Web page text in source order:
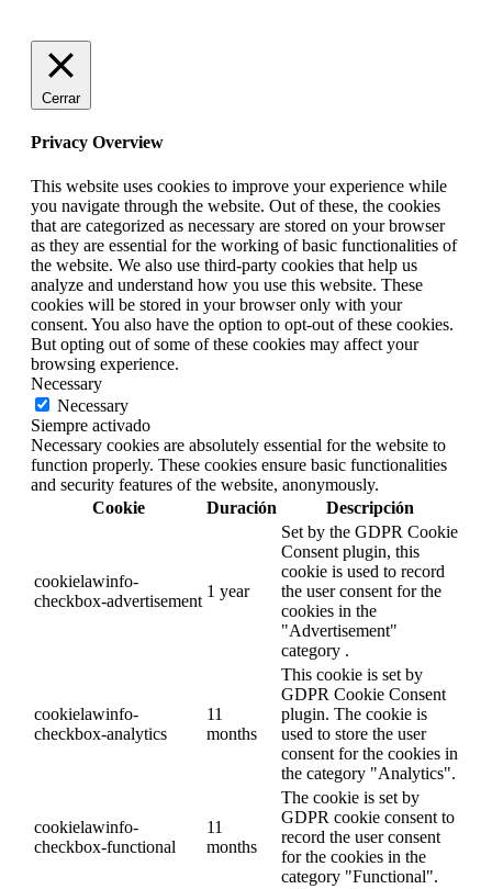
Cerrar
Privacy Overview
This website uses cookies to improve your experience while
you navigate through the website. Out of these, the cookies
that are categorized as necessary are stored on your browser
as they are essential for the working of basic functionalities of
the website. We also use third-party cookies that help us
analyze and understand how you use this website. These
cookies will be stored in your browser only with your
consent. You also have the option to opt-out of these cookies.
But opting out of some of these cookies may affect your
browsing experience.
Necessary
Necessary
Siempre activado
Necessary cookies are absolutely essential for the website to
function properly. These cookies ensure basic functionalities
and security features of the website, anonymously.
Cookie
Duración Descripción
cookielawinfo-
checkbox-advertisement
1 year
Set by the GDPR Cookie
Consent plugin, this
cookie is used to record
the user consent for the
cookies in the
"Advertisement"
category .
cookielawinfo-
checkbox-analytics
11
months
This cookie is set by
GDPR Cookie Consent
plugin. The cookie is
used to store the user
consent for the cookies in
the category "Analytics".
cookielawinfo-
checkbox-functional
11
months
The cookie is set by
GDPR cookie consent to
record the user consent
for the cookies in the
category "Functional".